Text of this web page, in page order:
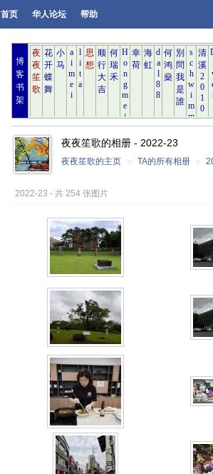
首页 华人论坛 帮助
博
客
书
架
夜夜笙歌的相册 - 2022-23
夜夜笙歌的主页 » TA的所有相册 »
2022-23 - 共 254 张图片